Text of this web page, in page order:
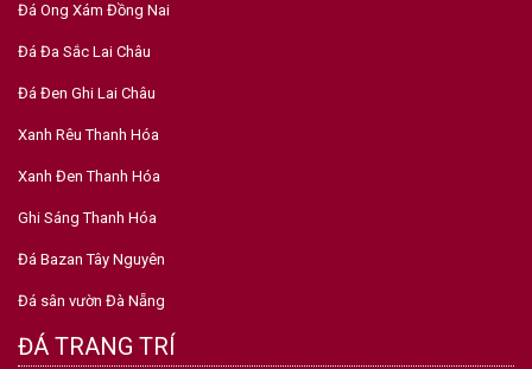
Đá Ong Xám Đồng Nai
Đá Đa Sắc Lai Châu
Đá Đen Ghi Lai Châu
Xanh Rêu Thanh Hóa
Xanh Đen Thanh Hóa
Ghi Sáng Thanh Hóa
Đá Bazan Tây Nguyên
Đá sân vườn Đà Nẵng
ĐÁ TRANG TRÍ